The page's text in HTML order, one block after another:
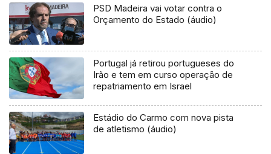
PSD Madeira vai votar contra o
Orçamento do Estado (áudio)
Portugal já retirou portugueses do
Irão e tem em curso operação de
repatriamento em Israel
Estádio do Carmo com nova pista
de atletismo (áudio)